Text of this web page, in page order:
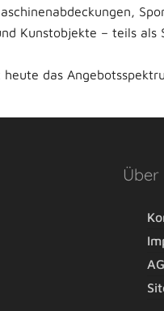
Kunstobjekte – teils als
das
Über